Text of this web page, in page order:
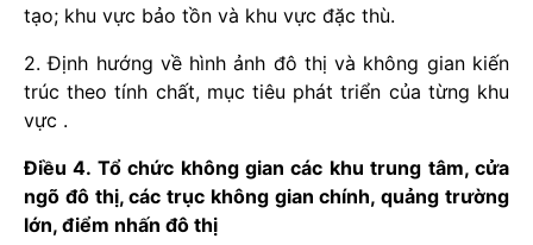
tạo; khu vực bảo tồn và khu vực đặc thù.
2. Định hướng về hình ảnh đô thị và không gian kiến
trúc theo tính chất, mục tiêu phát triển của từng khu
vực .
Điều 4. Tổ chức không gian các khu trung tâm, cửa
ngõ đô thị, các trục không gian chính, quảng trường
lớn, điểm nhấn đô thị